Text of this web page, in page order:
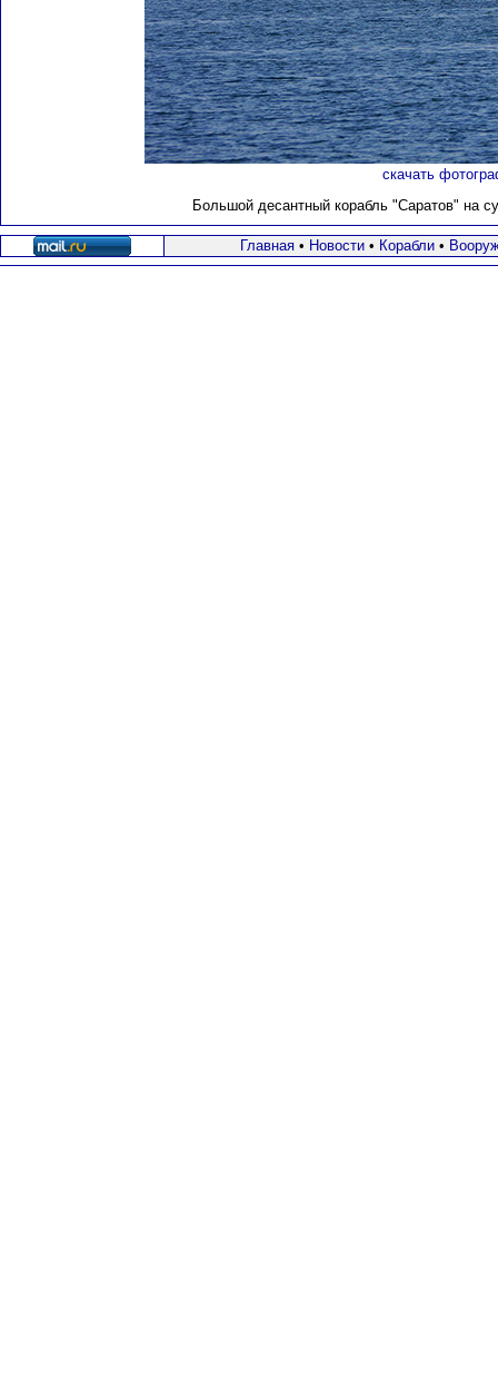
скачать
Большой десантный корабль "Саратов" на
Главная• Новости• Корабли•